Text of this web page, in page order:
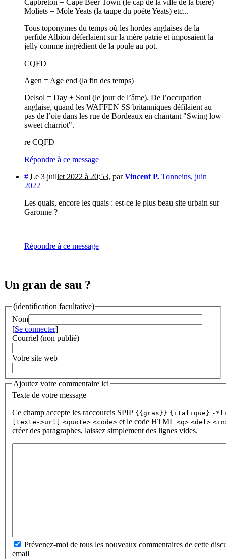
Capbreton = Cape Beer Town (le cap de la ville de la bière)
Moliets = Mole Yeats (la taupe du poète Yeats) etc...
Tous toponymes du temps où les hordes anglaises de la
perfide Albion déferlaient sur la mère patrie et imposaient la
jelly comme ingrédient de la poule au pot.
CQFD
Agen = Age end (la fin des temps)
Delsol = Day + Soul (le jour de l’âme). De l’occupation
anglaise, quand les WAFFEN SS britanniques défilaient au
pas de l’oie dans les rue de Bordeaux en chantant "Swing low
sweet charriot".
re CQFD
Répondre à ce message
# Le 3 juillet 2022 à 20:53, parVincent P. Tonneins, juin
2022
Les quais, encore les quais : est-ce le plus beau site urbain sur
Garonne ?
Répondre à ce message
Un gran de sau ?
(identification facultative)
Nom
[Se connecter]
Courriel (non publié)
Votre site web
Ajoutez votre commentaire ici
Texte de votre message
Ce champ accepte les raccourcis SPIP {{gras}} {italique} -
[texte->url]
<quote> <code> et le code HTML <q> <del>
créer des paragraphes, laissez simplement des lignes vides.
Prévenez-moi de tous les nouveaux commentaires de cette
email